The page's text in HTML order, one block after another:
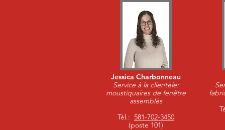
Jessica Charbonneau
Service à la clientèle:
moustiquaires de fenêtre
assemblés
Tél.: 581-702-3450
(poste 101)